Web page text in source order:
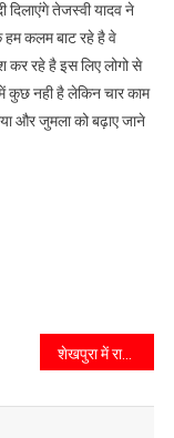
दिलाएंगे तेजस्वी यादव ने
हम कलम बाट रहे है वे
कर रहे है इस लिए लोगो से
कुछ नही है लेकिन चार काम
और जुमला को बढ़ाए जाने
शेखपुरा में राजनीतिक भूचाल, सीएम नीतीश द्वारा इमाम गजाली के गाड़ी प्रयोग पर कयास का बाजार गर्म